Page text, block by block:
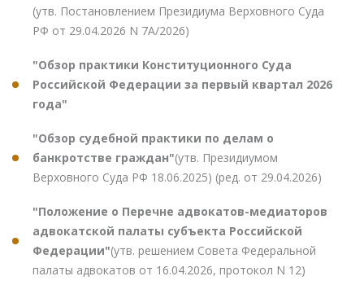
(утв. Постановлением Президиума Верховного Суда
РФ от 29.04.2026 N 7А/2026)
"Обзор практики Конституционного Суда
Российской Федерации за первый квартал 2026
года"
"Обзор судебной практики по делам о
банкротстве граждан"(утв. Президиумом
Верховного Суда РФ 18.06.2025) (ред. от 29.04.2026)
"Положение о Перечне адвокатов-медиаторов
адвокатской палаты субъекта Российской
Федерации"(утв. решением Совета Федеральной
палаты адвокатов от 16.04.2026, протокол N 12)